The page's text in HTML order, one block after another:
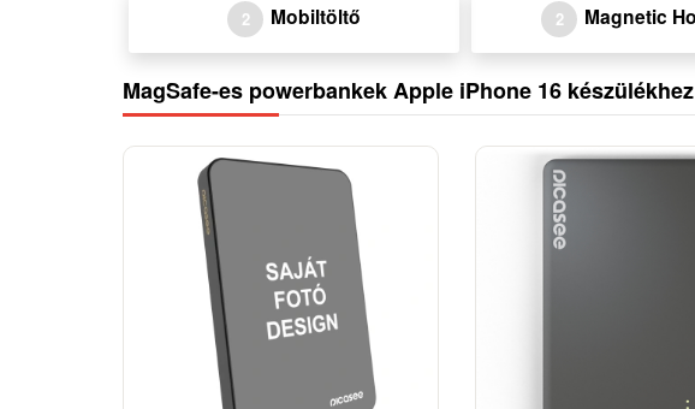
2 Mobiltöltő 2 Magnetic
MagSafe-es powerbankek Apple iPhone 16 készülékhez